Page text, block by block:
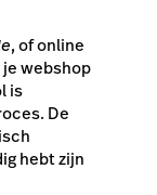
, of online
webshop
is
De
hebt zijn